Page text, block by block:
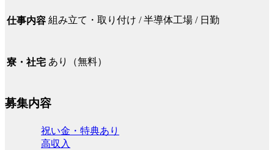
仕事内容 組み立て・取り付け / 半導体工場 / 日勤
寮・社宅 あり（無料）
募集内容
祝い金・特典あり
高収入